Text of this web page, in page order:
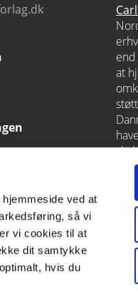
ved at
så vi
vi cookies til at
dit samtykke
hvis du
at